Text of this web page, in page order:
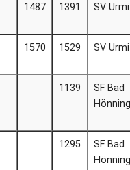
1487 1391 SV
1570 1529 SV
1139
SF Bad
1295
SF Bad